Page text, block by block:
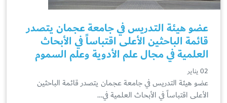
عضو هيئة التدريس في جامعة عجمان يتصدر
قائمة الباحثين الأعلى اقتباساً في الأبحاث
العلمية في مجال علم الأدوية وعلم السموم
02 يناير
عضو هيئة التدريس في جامعة عجمان يتصدر قائمة الباحثين
الأعلى اقتباساً في الأبحاث العلمية في…